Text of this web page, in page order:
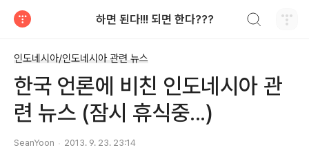
하면 된다!!! 되면 한다???
인도네시아/인도네시아 관련 뉴스
한국 언론에 비친 인도네시아 관
련 뉴스 (잠시 휴식중...)
SeanYoon 2013. 9. 23. 23:14